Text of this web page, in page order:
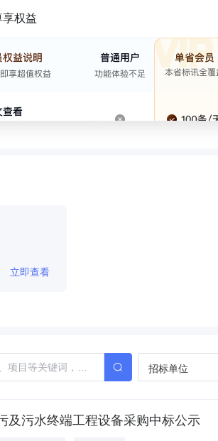
权益
立即查看
招标单位
及污水终端工程设备采购中标公示